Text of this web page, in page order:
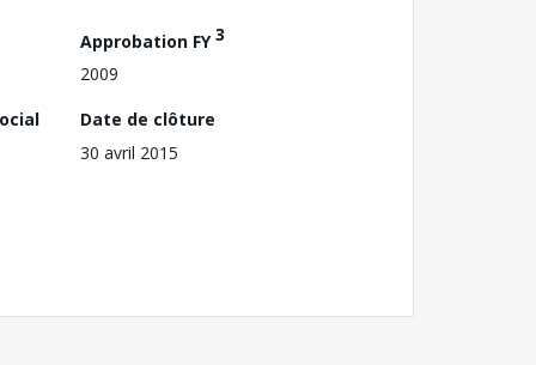
Approbation FY3
2009
Date de clôture
30 avril 2015